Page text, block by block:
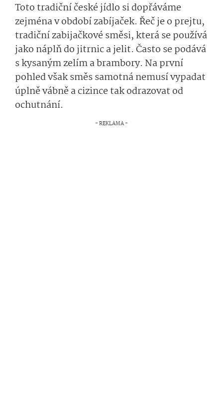
Toto tradiční české jídlo si dopřáváme
zejména v období zabíjaček. Řeč je o prejtu,
tradiční zabijačkové směsi, která se používá
jako náplň do jitrnic a jelit. Často se podává
s kysaným zelím a brambory. Na první
pohled však směs samotná nemusí vypadat
úplně vábně a cizince tak odrazovat od
ochutnání.